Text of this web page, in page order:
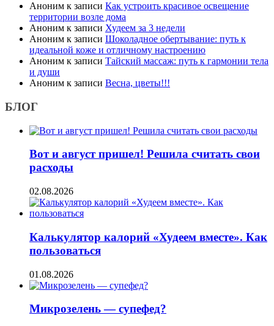
Аноним к записи Как устроить красивое освещение
территории возле дома
Аноним к записи Худеем за 3 недели
Аноним к записи Шоколадное обертывание: путь к
идеальной коже и отличному настроению
Аноним к записи Тайский массаж: путь к гармонии тела
и души
Аноним к записи Весна, цветы!!!
БЛОГ
Вот и август пришел! Решила считать свои
расходы
02.08.2026
Калькулятор калорий «Худеем вместе». Как
пользоваться
01.08.2026
Микрозелень — супефед?